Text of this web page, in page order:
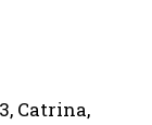
Catrina,